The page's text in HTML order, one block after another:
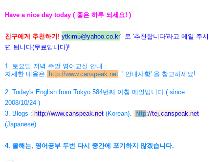
Have a nice day today ( 좋은 하루 되세요! )
친구에게 추천하기! ytkim5@yahoo.co.kr" 로 '추천합니다'라고 메일 주시
면 됩니다(무료입니다)!
1. 토요일 저녁 주말 영어교실 안내 :
자세한 내용은,
http://www.canspeak.net ' 안내사항' 을 참고하세요!
2. Today's English from Tokyo 584번째 아침 메일입니다.( since
2008/10/24 )
3. Blogs : http://www.canspeak.net (Korean). http://tej.canspeak.net
(Japanese)
4. 올해는, 영어공부 두번 다시 중간에 포기하지 않겠습니다.